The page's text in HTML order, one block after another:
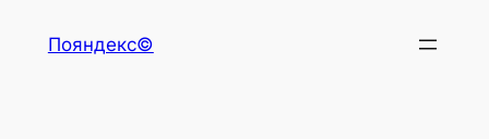
Пояндекс©